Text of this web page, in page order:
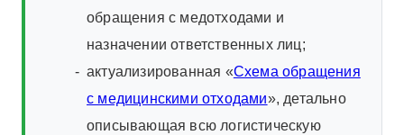
обращения с медотходами и
назначении ответственных лиц;
актуализированная «Схема обращения
с медицинскими отходами», детально
описывающая всю логистическую